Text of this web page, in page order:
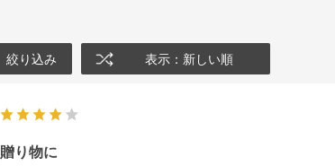
絞り込み 表示：新しい順
贈り物に